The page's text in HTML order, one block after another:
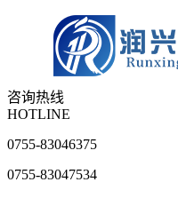
咨询热线
HOTLINE
0755-83046375
0755-83047534